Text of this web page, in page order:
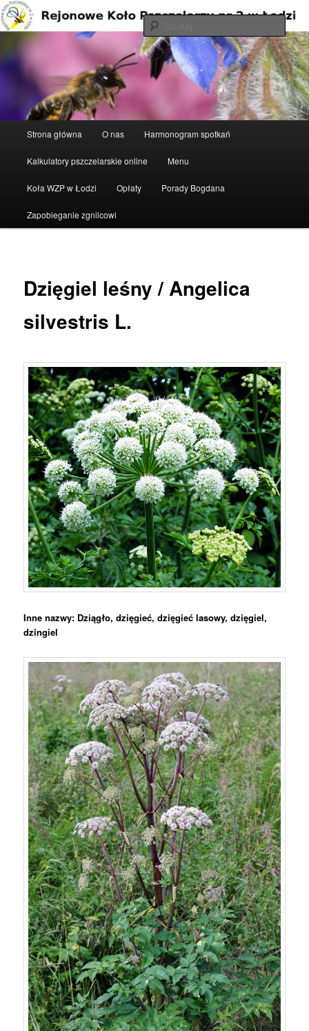
Przeskocz
do
tekstu
Rejonowe Koło Pszczelarzy nr 2 w
Łodzi
Strona główna O nas Harmonogram spotkań
Kalkulatory pszczelarskie online Menu
Koła WZP w Łodzi Opłaty Porady Bogdana
Zapobieganie zgnilcowi
Dzięgiel leśny / Angelica
silvestris L.
Inne nazwy: Dziągło, dzięgieć, dzięgieć lasowy, dzięgiel,
dzingiel